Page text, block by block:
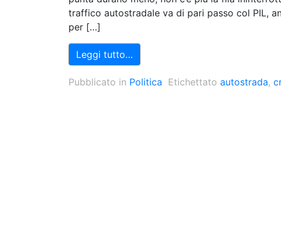
traffico autostradale va di pari passo col PIL,
per […]
Leggi tutto…
Pubblicato in Politica Etichettato autostrada,